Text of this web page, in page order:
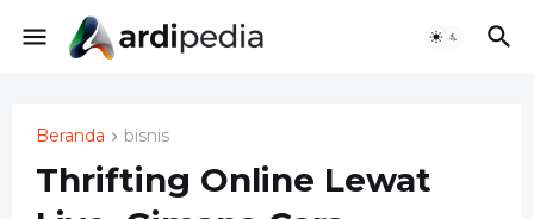
Beranda bisnis
Thrifting Online Lewat